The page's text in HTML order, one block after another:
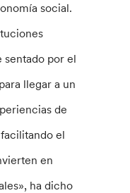
social.
sentado por el
llegar a un
de
el
en
ha dicho